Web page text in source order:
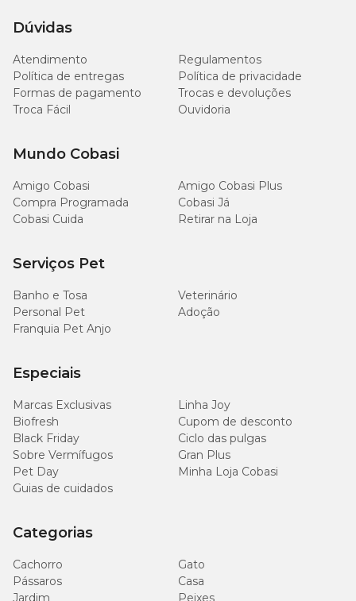
Dúvidas
Atendimento
Regulamentos
Política de entregas
Política de privacidade
Formas de pagamento
Trocas e devoluções
Troca Fácil
Ouvidoria
Mundo Cobasi
Amigo Cobasi
Amigo Cobasi Plus
Compra Programada
Cobasi Já
Cobasi Cuida
Retirar na Loja
Serviços Pet
Banho e Tosa
Veterinário
Personal Pet
Adoção
Franquia Pet Anjo
Especiais
Marcas Exclusivas
Linha Joy
Biofresh
Cupom de desconto
Black Friday
Ciclo das pulgas
Sobre Vermífugos
Gran Plus
Pet Day
Minha Loja Cobasi
Guias de cuidados
Categorias
Cachorro
Gato
Pássaros
Casa
Jardim
Peixes